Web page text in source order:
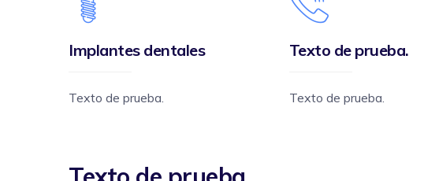
Implantes dentales
Texto de prueba.
Texto de prueba.
Texto de prueba.